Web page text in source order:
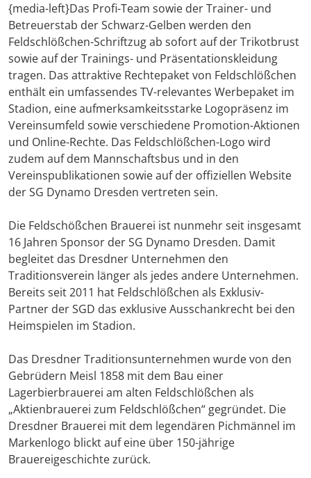
{media-left}Das Profi-Team sowie der Trainer- und
Betreuerstab der Schwarz-Gelben werden den
Feldschlößchen-Schriftzug ab sofort auf der Trikotbrust
sowie auf der Trainings- und Präsentationskleidung
tragen. Das attraktive Rechtepaket von Feldschlößchen
enthält ein umfassendes TV-relevantes Werbepaket im
Stadion, eine aufmerksamkeitsstarke Logopräsenz im
Vereinsumfeld sowie verschiedene Promotion-Aktionen
und Online-Rechte. Das Feldschlößchen-Logo wird
zudem auf dem Mannschaftsbus und in den
Vereinspublikationen sowie auf der offiziellen Website
der SG Dynamo Dresden vertreten sein.
Die Feldschößchen Brauerei ist nunmehr seit insgesamt
16 Jahren Sponsor der SG Dynamo Dresden. Damit
begleitet das Dresdner Unternehmen den
Traditionsverein länger als jedes andere Unternehmen.
Bereits seit 2011 hat Feldschlößchen als Exklusiv-
Partner der SGD das exklusive Ausschankrecht bei den
Heimspielen im Stadion.
Das Dresdner Traditionsunternehmen wurde von den
Gebrüdern Meisl 1858 mit dem Bau einer
Lagerbierbrauerei am alten Feldschlößchen als
„Aktienbrauerei zum Feldschlößchen“ gegründet. Die
Dresdner Brauerei mit dem legendären Pichmännel im
Markenlogo blickt auf eine über 150-jährige
Brauereigeschichte zurück.